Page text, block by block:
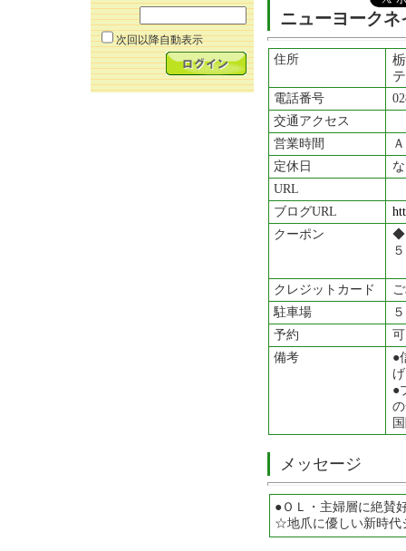
次回以降自動表示
ニューヨークネ
住所
電話番号
交通アクセス
営業時間
定休日
URL
ブログURL
クーポン
◆
クレジットカード
駐車場
予約
可
備考
●
●
メッセージ
●ＯＬ・主婦層に絶賛
☆地爪に優しい新時